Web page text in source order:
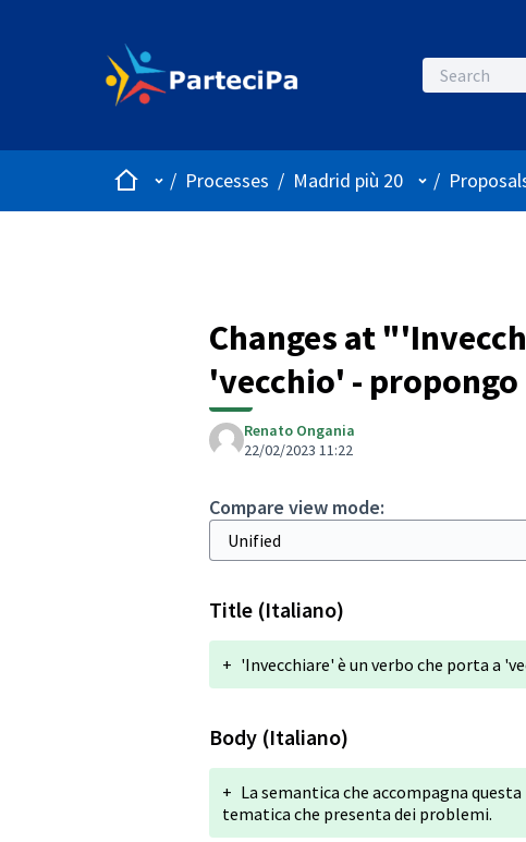
HomeMain menu
/ Processes / Madrid più 20 User menu
/
Changes at
'vecchio' - propongo
Renato Ongania
22/02/2023 11:22
Compare view mode:
Title (Italiano)
+ 'Invecchiare' è un verbo che porta a
Body (Italiano)
+ La semantica che accompagna
tematica che presenta dei problemi.